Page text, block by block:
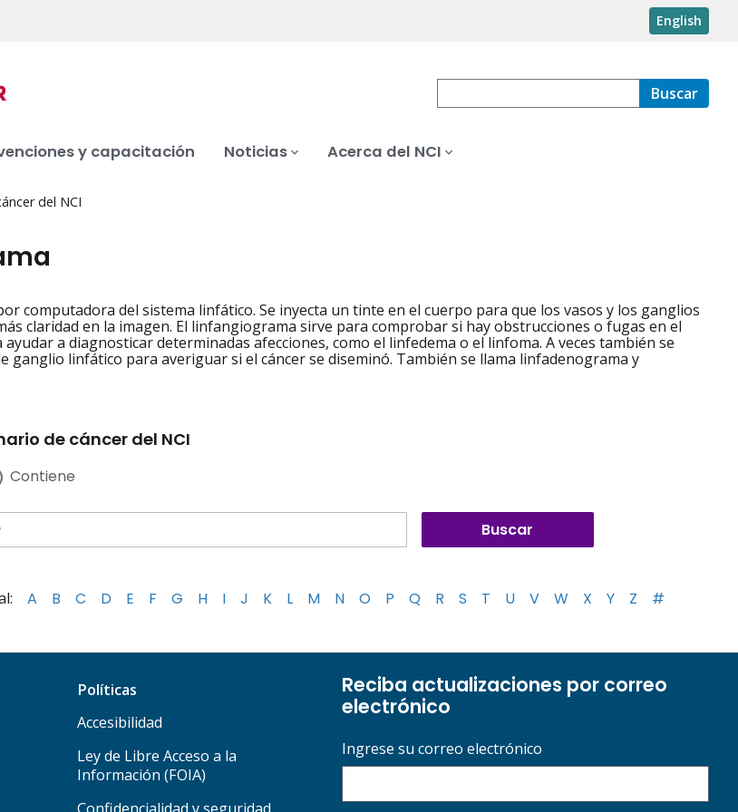
English
Buscar
y capacitación Noticias Acerca del NCI
del NCI
computadora del sistema linfático. Se inyecta un tinte en el cuerpo para que los vasos y los ganglios
claridad en la imagen. El linfangiograma sirve para comprobar si hay obstrucciones o fugas en el
a diagnosticar determinadas afecciones, como el linfedema o el linfoma. A veces también se
ganglio linfático para averiguar si el cáncer se diseminó. También se llama linfadenograma y
de cáncer del NCI
Contiene
A B C D E F G H I J K L M N O P Q R S T U V W X Y Z #
Políticas
Accesibilidad
Ley de Libre Acceso a la
Información (FOIA)
Reciba actualizaciones por correo
electrónico
Ingrese su correo electrónico